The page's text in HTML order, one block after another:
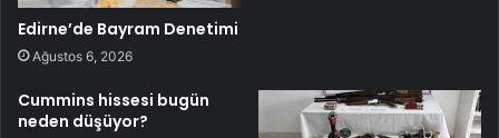
Edirne’de Bayram Denetimi
Ağustos 6, 2026
Cummins hissesi bugün
neden düşüyor?